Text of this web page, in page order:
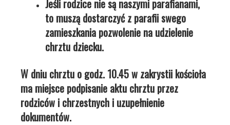
Jeśli rodzice nie są naszymi parafianami,
to muszą dostarczyć z parafii swego
zamieszkania pozwolenie na udzielenie
chrztu dziecku.
W dniu chrztu o godz. 10.45 w zakrystii kościoła
ma miejsce podpisanie aktu chrztu przez
rodziców i chrzestnych i uzupełnienie
dokumentów.